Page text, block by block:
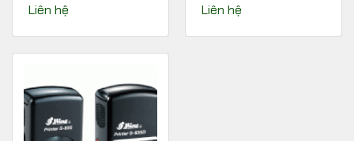
Liên hệ Liên hệ